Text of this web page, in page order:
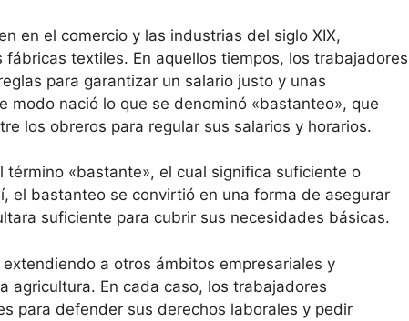
en el comercio y las industrias del siglo XIX,
textiles. En aquellos tiempos, los trabajadores
para garantizar un salario justo y unas
modo nació lo que se denominó «bastanteo», que
los obreros para regular sus salarios y horarios.
«bastante», el cual significa suficiente o
el bastanteo se convirtió en una forma de asegurar
suficiente para cubrir sus necesidades básicas.
a otros ámbitos empresariales y
agricultura. En cada caso, los trabajadores
para defender sus derechos laborales y pedir